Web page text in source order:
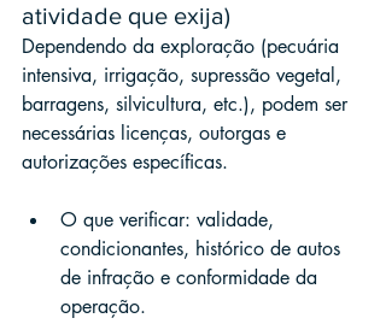
atividade que exija)
Dependendo da exploração (pecuária
intensiva, irrigação, supressão vegetal,
barragens, silvicultura, etc.), podem ser
necessárias licenças, outorgas e
autorizações específicas.
O que verificar: validade,
condicionantes, histórico de autos
de infração e conformidade da
operação.